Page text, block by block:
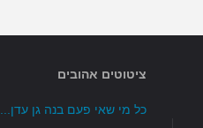
ציטוטים אהובים
כל מי שאי פעם בנה גן עדן...